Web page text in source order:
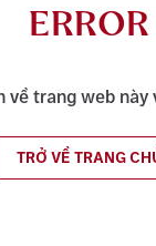
ERROR
về trang web này
TRỞ VỀ TRANG